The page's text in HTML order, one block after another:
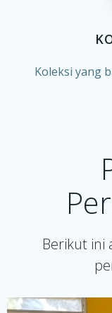
Koleksi yang
Berikut ini